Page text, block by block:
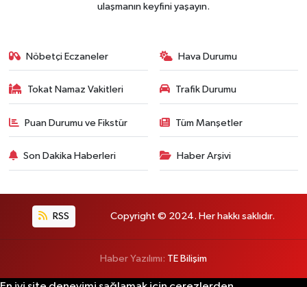
ulaşmanın keyfini yaşayın.
Nöbetçi Eczaneler Hava Durumu
Tokat Namaz Vakitleri Trafik Durumu
Puan Durumu ve Fikstür Tüm Manşetler
Son Dakika Haberleri Haber Arşivi
RSS Copyright © 2024. Her hakkı saklıdır.
Haber Yazılımı: TE Bilişim